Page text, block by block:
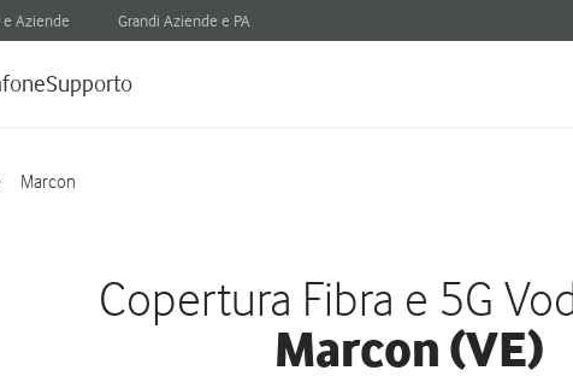
e Aziende Grandi Aziende e PA
Supporto
Marcon
Copertura Fibra e 5G
Marcon (VE)